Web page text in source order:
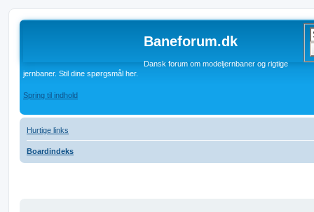
Baneforum.dk
Dansk forum om modeljernbaner og rigtige
jernbaner. Stil dine spørgsmål her.
Spring til indhold
Hurtige links
Boardindeks